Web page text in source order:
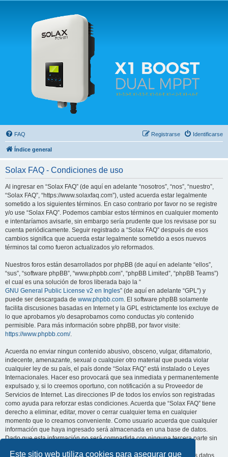
Este sitio web utiliza cookies para asegurar que
Solax FAQ
Lugar para intercambiar dudas sobre inversores solares Solax y temas relacionados.
FAQ Identificarse
Registrarse
Índice general
Solax FAQ - Condiciones de uso
Al ingresar en “Solax FAQ” (de aquí en adelante “nosotros”, “nos”, “nuestro”,
“Solax FAQ”, “https://www.solaxfaq.com”), usted acuerda estar legalmente
sometido a los siguientes términos. En caso contrario por favor no se registre
y/o use “Solax FAQ”. Podemos cambiar estos términos en cualquier momento
e intentaríamos avisarle, sin embargo sería prudente que los revisase por su
cuenta periódicamente. Seguir registrado a “Solax FAQ” después de esos
cambios significa que acuerda estar legalmente sometido a esos nuevos
términos tal como fueron actualizados y/o reformados.
Nuestros foros están desarrollados por phpBB (de aquí en adelante “ellos”,
“sus”, “software phpBB”, “www.phpbb.com”, “phpBB Limited”, “phpBB Teams”)
el cual es una solución de foros liberada bajo la “
GNU General Public License v2 en Ingles” (de aquí en adelante “GPL”) y
puede ser descargada de www.phpbb.com. El software phpBB solamente
facilita discusiones basadas en Internet y la GPL estrictamente los excluye de
lo que aprobamos y/o desaprobamos como conductas y/o contenido
permisible. Para más información sobre phpBB, por favor visite:
https://www.phpbb.com/.
Acuerda no enviar ningun contenido abusivo, obsceno, vulgar, difamatorio,
indecente, amenazante, sexual o cualquier otro material que pueda violar
cualquier ley de su país, el país donde “Solax FAQ” está instalado o Leyes
Internacionales. Hacer eso provocará que sea inmediata y permanentemente
expulsado y, si lo creemos oportuno, con notificación a su Proveedor de
Servicios de Internet. Las direcciones IP de todos los envíos son registradas
como ayuda para reforzar estas condiciones. Acuerda que “Solax FAQ” tiene
derecho a eliminar, editar, mover o cerrar cualquier tema en cualquier
momento que lo creamos conveniente. Como usuario acuerda que cualquier
información que haya ingresado será almacenada en una base de datos.
Dado que esta información no será compartida con ninguna tercera parte sin
responsables por cualquier intento de hacking que conlleve a que los datos